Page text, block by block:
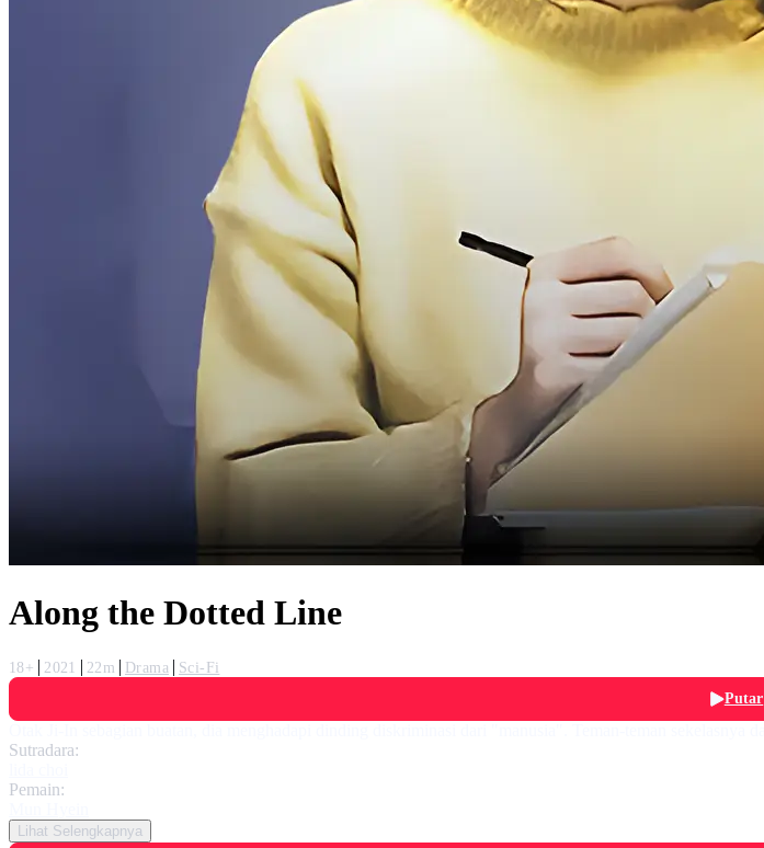
Along the Dotted Line
18+ 2021 22m Drama
Sci-Fi
Putar
Sutradara:
Pemain:
Lihat Selengkapnya